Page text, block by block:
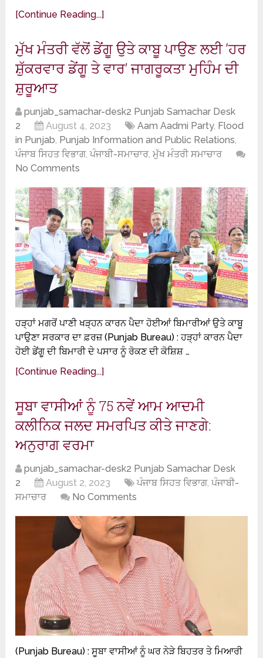
[Continue Reading...]
ਮੁੱਖ ਮੰਤਰੀ ਵੱਲੋਂ ਡੇਂਗੂ ਉਤੇ ਕਾਬੂ ਪਾਉਣ ਲਈ ‘ਹਰ
ਸ਼ੁੱਕਰਵਾਰ ਡੇਂਗੂ ਤੇ ਵਾਰ’ ਜਾਗਰੂਕਤਾ ਮੁਹਿੰਮ ਦੀ
ਸ਼ੁਰੂਆਤ
punjab_samachar-desk2 Punjab Samachar Desk
2
August 4, 2023 Aam Aadmi Party, Flood
in Punjab, Punjab Information and Public Relations,
ਪੰਜਾਬ ਸਿਹਤ ਵਿਭਾਗ,ਪੰਜਾਬੀ-ਸਮਾਚਾਰ,ਮੁੱਖ ਮੰਤਰੀ ਸਮਾਚਾਰ
No Comments
ਹੜ੍ਹਾਂ ਮਗਰੋਂ ਪਾਣੀ ਖੜ੍ਹਨ ਕਾਰਨ ਪੈਦਾ ਹੋਈਆਂ ਬਿਮਾਰੀਆਂ ਉਤੇ ਕਾਬੂ
ਪਾਉਣਾ ਸਰਕਾਰ ਦਾ ਫ਼ਰਜ਼ (Punjab Bureau) : ਹੜ੍ਹਾਂ ਕਾਰਨ ਪੈਦਾ
ਹੋਈ ਡੇਂਗੂ ਦੀ ਬਿਮਾਰੀ ਦੇ ਪਸਾਰ ਨੂੰ ਰੋਕਣ ਦੀ ਕੋਸ਼ਿਸ਼ …
[Continue Reading...]
ਸੂਬਾ ਵਾਸੀਆਂ ਨੂੰ 75 ਨਵੇਂ ਆਮ ਆਦਮੀ
ਕਲੀਨਿਕ ਜਲਦ ਸਮਰਪਿਤ ਕੀਤੇ ਜਾਣਗੇ:
ਅਨੁਰਾਗ ਵਰਮਾ
punjab_samachar-desk2 Punjab Samachar Desk
2
August 2, 2023 ਪੰਜਾਬ ਸਿਹਤ ਵਿਭਾਗ,ਪੰਜਾਬੀ-
ਸਮਾਚਾਰ
No Comments
(Punjab Bureau) : ਸੂਬਾ ਵਾਸੀਆਂ ਨੂੰ ਘਰ ਨੇੜੇ ਬਿਹਤਰ ਤੇ ਮਿਆਰੀ